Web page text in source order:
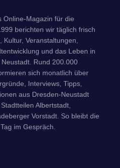
Online-Magazin für die
berichten wir täglich frisch
Veranstaltungen,
und das Leben in
Rund 200.000
sich monatlich über
Interviews, Tipps,
aus Dresden-Neustadt
Albertstadt,
Vorstadt. So bleibt die
im Gespräch.